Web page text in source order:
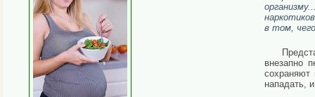
в том,
внезапно
сохраняют
нападать,